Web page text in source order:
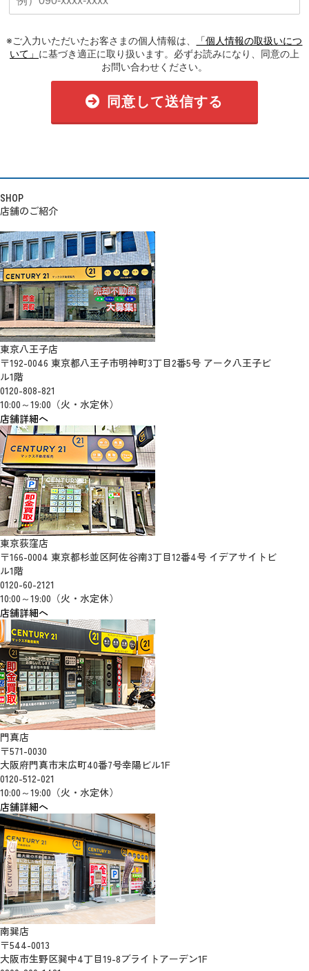
※ご入力いただいたお客さまの個人情報は、
「個人情報の取扱いにつ
いて」 に基づき適正に取り扱います。必ずお読みになり、同意の上
お問い合わせください。
同意して送信する
SHOP
店舗のご紹介
東京八王子店
〒192-0046 東京都八王子市明神町3丁目2番5号 アーク八王子ビ
ル1階
0120-808-821
10:00～19:00（火・水定休）
店舗詳細へ
東京荻窪店
〒166-0004 東京都杉並区阿佐谷南3丁目12番4号 イデアサイトビ
ル1階
0120-60-2121
10:00～19:00（火・水定休）
店舗詳細へ
門真店
〒571-0030
大阪府門真市末広町40番7号幸陽ビル1F
0120-512-021
10:00～19:00（火・水定休）
店舗詳細へ
南巽店
〒544-0013
大阪市生野区巽中4丁目19-8ブライトアーデン1F